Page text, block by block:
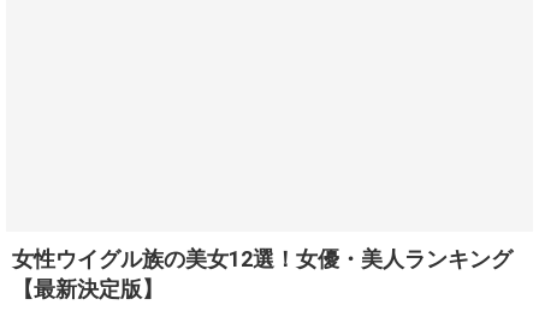
女性ウイグル族の美女12選！女優・美人ランキング
【最新決定版】